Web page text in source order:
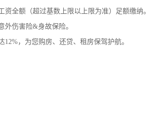
全额（超过基数上限以上限为准）足额缴纳。
外伤害险&身故保险。
12%，为您购房、还贷、租房保驾护航。